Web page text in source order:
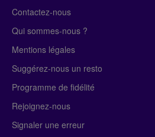
Contactez-nous
Qui sommes-nous ?
Mentions légales
Suggérez-nous un resto
Programme de fidélité
Rejoignez-nous
Signaler une erreur